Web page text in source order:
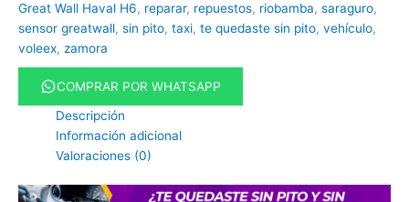
Great Wall Haval H6, reparar, repuestos, riobamba, saraguro,
sensor greatwall, sin pito, taxi, te quedaste sin pito, vehículo,
voleex, zamora
COMPRAR POR WHATSAPP
Descripción
Información adicional
Valoraciones (0)